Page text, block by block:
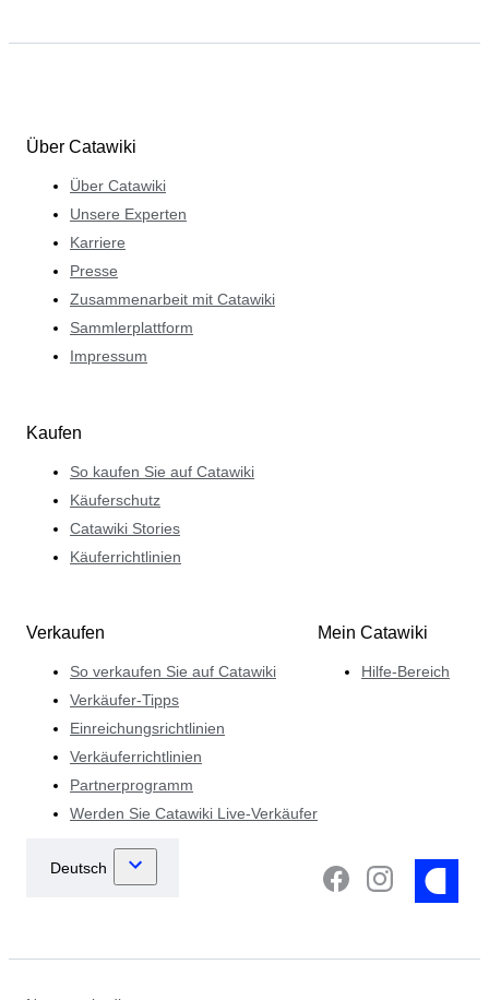
Über Catawiki
Über Catawiki
Unsere Experten
Karriere
Presse
Zusammenarbeit mit Catawiki
Sammlerplattform
Impressum
Kaufen
So kaufen Sie auf Catawiki
Käuferschutz
Catawiki Stories
Käuferrichtlinien
Verkaufen
So verkaufen Sie auf Catawiki
Verkäufer-Tipps
Einreichungsrichtlinien
Verkäuferrichtlinien
Partnerprogramm
Werden Sie Catawiki Live-Verkäufer
Mein Catawiki
Hilfe-Bereich